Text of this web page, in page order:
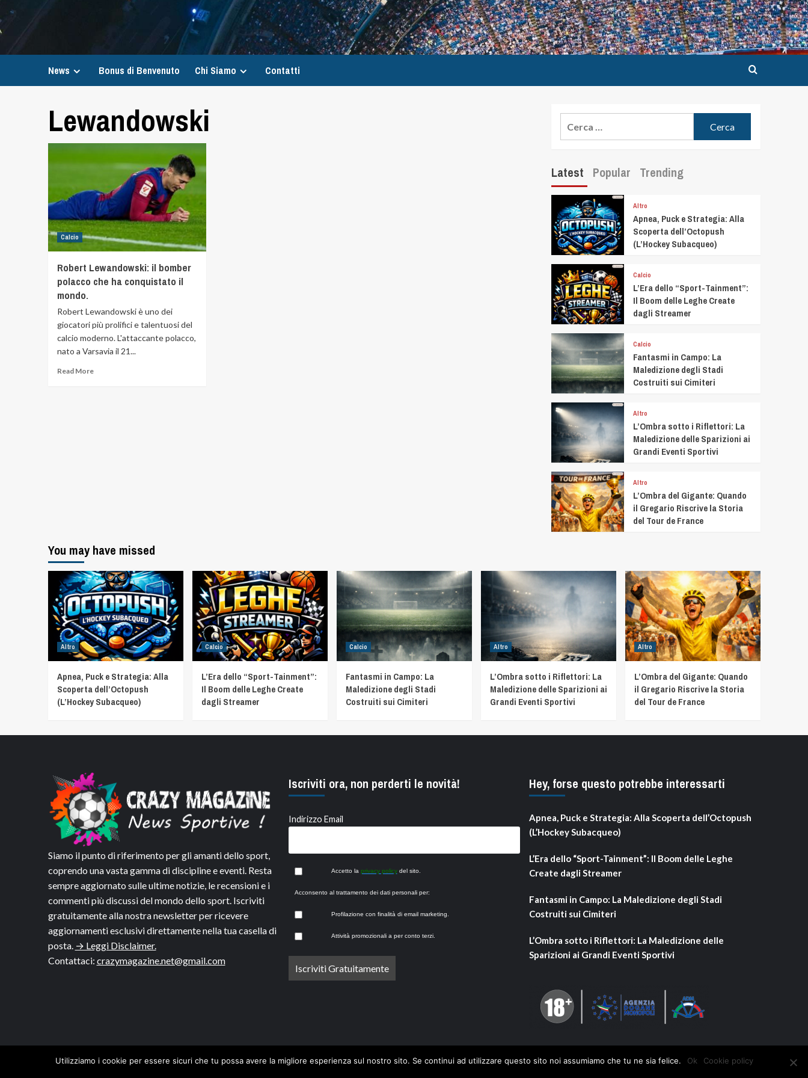
News Bonus di Benvenuto Chi Siamo Contatti
Lewandowski
Calcio
Robert Lewandowski: il bomber
polacco che ha conquistato il
mondo.
Robert Lewandowski è uno dei
giocatori più prolifici e talentuosi del
calcio moderno. L'attaccante polacco,
nato a Varsavia il 21...
Read More
Latest Popular Trending
Altro
Apnea, Puck e Strategia: Alla
Scoperta dell’Octopush
(L’Hockey Subacqueo)
Calcio
L’Era dello “Sport-Tainment”:
Il Boom delle Leghe Create
dagli Streamer
Calcio
Fantasmi in Campo: La
Maledizione degli Stadi
Costruiti sui Cimiteri
Altro
L’Ombra sotto i Riflettori: La
Maledizione delle Sparizioni ai
Grandi Eventi Sportivi
Altro
L’Ombra del Gigante: Quando
il Gregario Riscrive la Storia
del Tour de France
You may have missed
Altro
Apnea, Puck e Strategia: Alla
Scoperta dell’Octopush
(L’Hockey Subacqueo)
Calcio
L’Era dello “Sport-Tainment”:
Il Boom delle Leghe Create
dagli Streamer
Calcio
Fantasmi in Campo: La
Maledizione degli Stadi
Costruiti sui Cimiteri
Altro
L’Ombra sotto i Riflettori: La
Maledizione delle Sparizioni ai
Grandi Eventi Sportivi
Altro
L’Ombra del Gigante: Quando
il Gregario Riscrive la Storia
del Tour de France
Siamo il punto di riferimento per gli amanti dello sport,
coprendo una vasta gamma di discipline e eventi. Resta
sempre aggiornato sulle ultime notizie, le recensioni e i
commenti più discussi del mondo dello sport. Iscriviti
gratuitamente alla nostra newsletter per ricevere
aggiornamenti esclusivi direttamente nella tua casella di
posta. → Leggi Disclaimer.
Contattaci: crazymagazine.net@gmail.com
Iscriviti ora, non perderti le novità!
Indirizzo Email
Accetto la privacy policydel sito.
Acconsento al trattamento dei dati personali per:
Profilazione con finalità di email marketing.
Attività promozionali a per conto terzi.
Hey, forse questo potrebbe interessarti
Apnea, Puck e Strategia: Alla Scoperta dell’Octopush
(L’Hockey Subacqueo)
L’Era dello “Sport-Tainment”: Il Boom delle Leghe
Create dagli Streamer
Fantasmi in Campo: La Maledizione degli Stadi
Costruiti sui Cimiteri
L’Ombra sotto i Riflettori: La Maledizione delle
Sparizioni ai Grandi Eventi Sportivi
Utilizziamo i cookie per essere sicuri che tu possa avere la migliore esperienza sul nostro sito. Se continui ad utilizzare questo sito noi assumiamo che tu ne sia felice. Ok Cookie policy